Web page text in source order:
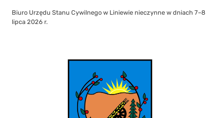
Biuro Urzędu Stanu Cywilnego w Liniewie nieczynne w dniach 7–8
lipca 2026 r.